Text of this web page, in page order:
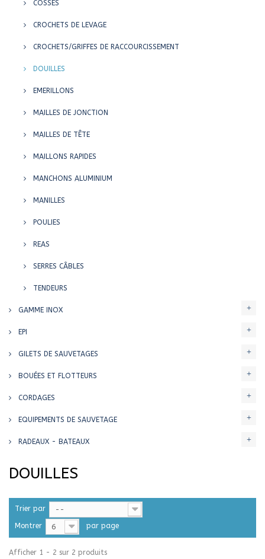
COSSES
CROCHETS DE LEVAGE
CROCHETS/GRIFFES DE RACCOURCISSEMENT
DOUILLES
EMERILLONS
MAILLES DE JONCTION
MAILLES DE TÊTE
MAILLONS RAPIDES
MANCHONS ALUMINIUM
MANILLES
POULIES
REAS
SERRES CÂBLES
TENDEURS
GAMME INOX
EPI
GILETS DE SAUVETAGES
BOUÉES ET FLOTTEURS
CORDAGES
EQUIPEMENTS DE SAUVETAGE
RADEAUX - BATEAUX
DOUILLES
Trier par --
Montrer 6 par page
Afficher 1 - 2 sur 2 produits